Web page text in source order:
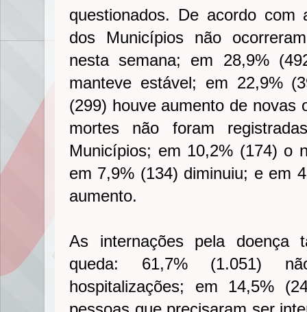
questionados. De acordo
dos Municípios não
nesta semana; em 28,9%
manteve estável; em 22,9%
(299) houve aumento de novas
mortes não foram
Municípios; em 10,2% (174) o
em 7,9% (134) diminuiu; e em
aumento.
As internações pela doença
queda: 61,7% (1.051)
hospitalizações; em 14,5%